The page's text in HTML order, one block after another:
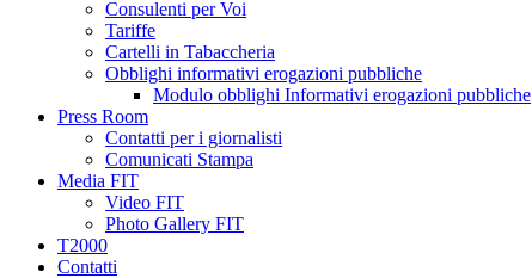
Consulenti per Voi
Tariffe
Cartelli in Tabaccheria
Obblighi informativi erogazioni pubbliche
Modulo obblighi Informativi erogazioni pubbliche
Press Room
Contatti per i giornalisti
Comunicati Stampa
Media FIT
Video FIT
Photo Gallery FIT
T2000
Contatti